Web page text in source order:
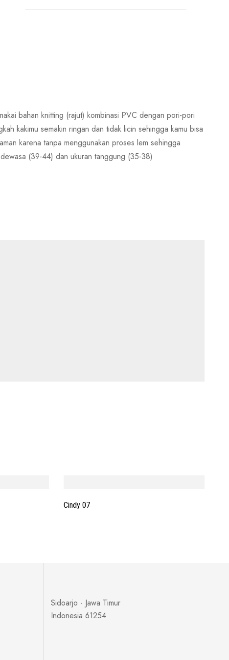
bahan knitting (rajut) kombinasi PVC dengan pori-pori
kakimu semakin ringan dan tidak licin sehingga kamu bisa
karena tanpa menggunakan proses lem sehingga
(39-44) dan ukuran tanggung (35-38)
Cindy 07
Sidoarjo - Jawa Timur
Indonesia 61254